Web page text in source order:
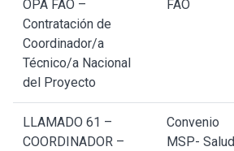
OPA FAO –
Contratación de
Coordinador/a
Técnico/a Nacional
del Proyecto
FAO
LLAMADO 61 –
COORDINADOR –
Convenio
MSP- Salud